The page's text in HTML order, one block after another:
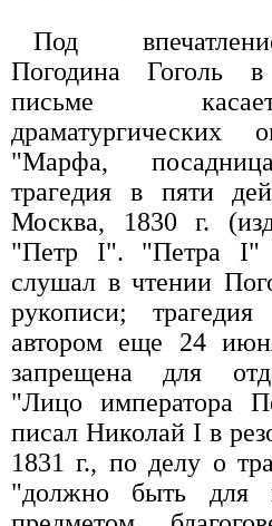
Под
Погодина Гоголь
письме
драматургических
"Марфа,
трагедия в пяти
Москва, 1830 г.
"Петр I". "Петра I"
слушал в чтении
рукописи; трагедия
автором еще 24
запрещена для
"Лицо императора
писал Николай I в
1831 г., по делу о
"должно быть для